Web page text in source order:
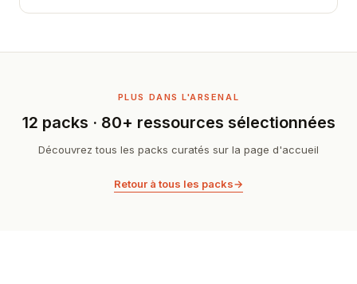
PLUS DANS L'ARSENAL
12 packs · 80+ ressources sélectionnées
Découvrez tous les packs curatés sur la page d'accueil
Retour à tous les packs→